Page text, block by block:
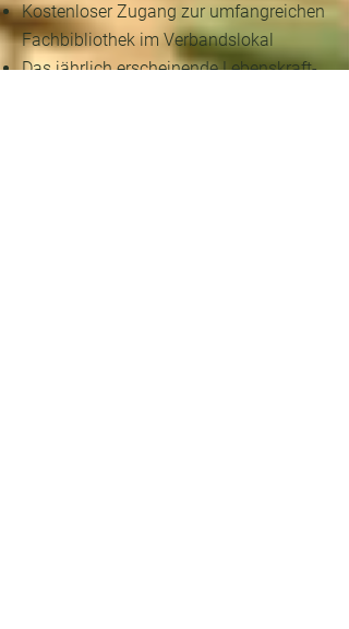
Kostenloser Zugang zur umfangreichen
Fachbibliothek im Verbandslokal
Das jährlich erscheinende Lebenskraft-